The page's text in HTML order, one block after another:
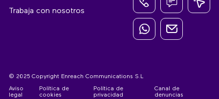
Trabaja con nosotros
© 2025 Copyright Enreach Communications S.L
Aviso
legal
Política de
cookies
Política de
privacidad
Canal de
denuncias